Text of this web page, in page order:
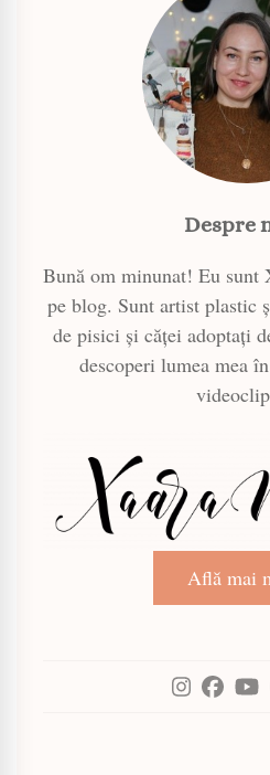
Despre
Bună om minunat! Eu sunt
pe blog. Sunt artist plastic
de pisici și căței adoptați
descoperi lumea mea
Află mai